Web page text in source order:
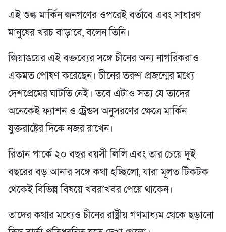
এই শুল্ক মার্কিন জনগণের ওপরেই বর্তাবে এবং সাধারণ
মানুষের খরচ বাড়াবে, বলেন তিনি।
জিয়াঙয়ের এই বক্তব্যের সঙ্গে চীনের অন্য নাগরিকরাও
একমত পোষণ করেছেন। চীনের তরুণ প্রজন্মের মধ্যে
দেশপ্রেমের ঘাটতি নেই। তবে এটাও সত্য যে তাদের
অনেকেই ফ্যাশন ও ট্রেন্ডস অনুসরণের ক্ষেত্রে মার্কিন
যুক্তরাষ্ট্রের দিকে নজর রাখেন।
রিতান পার্কে ২০ বছর বয়সী লিলি এবং তার চেয়ে দুই
বছরের বড় আনার সঙ্গে কথা হচ্ছিলো, যারা মূলত টিকটক
থেকেই বিভিন্ন বিষয়ে খবরাখবর পেয়ে থাকেন।
তাদের কথার মধ্যেও চীনের রাষ্ট্রীয় গণমাধ্যম থেকে ছড়ানো